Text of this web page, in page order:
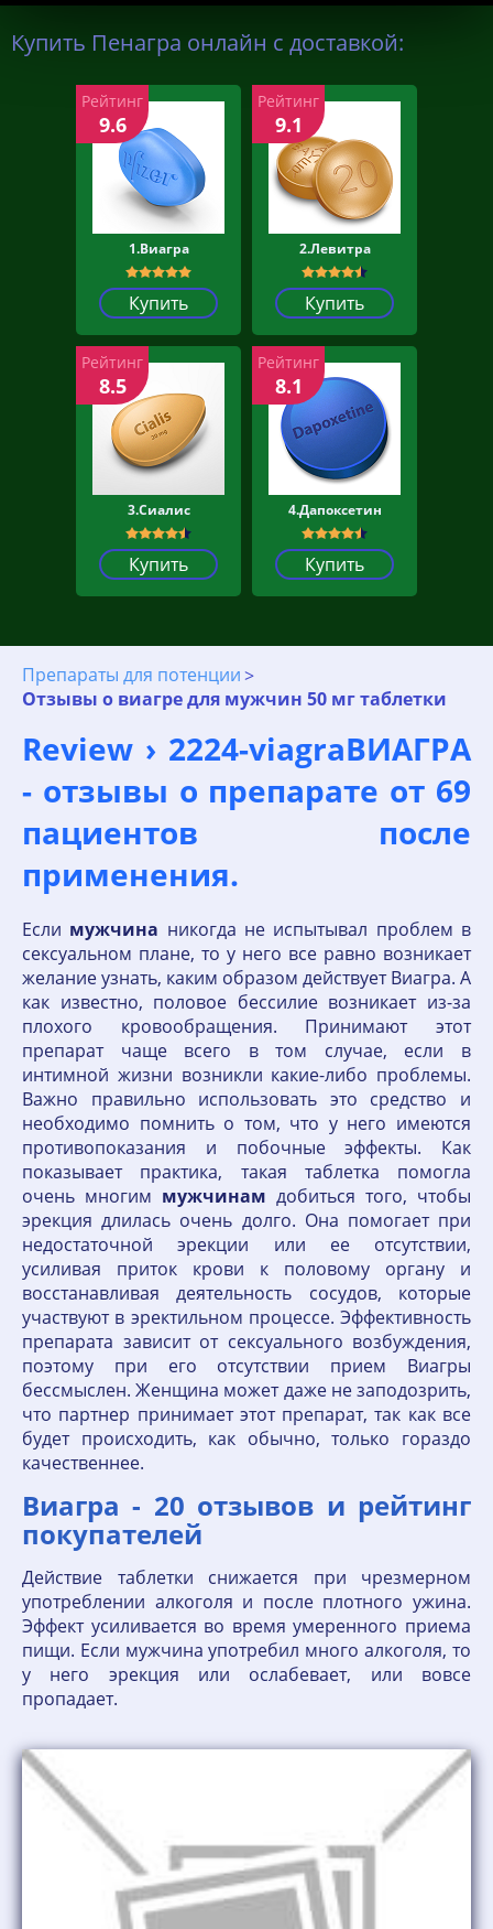
Купить Пенагра онлайн с доставкой:
1.Виагра
Купить
Рейтинг
9.6
2.Левитра
Купить
Рейтинг
9.1
3.Сиалис
Купить
Рейтинг
8.5
4.Дапоксетин
Купить
Рейтинг
8.1
Препараты для потенции
Отзывы о виагре для мужчин 50 мг таблетки
Review › 2224-viagraВИАГРА
- отзывы о препарате от 69
пациентов после
применения.
Если мужчина никогда не испытывал проблем в
сексуальном плане, то у него все равно возникает
желание узнать, каким образом действует Виагра. А
как известно, половое бессилие возникает из-за
плохого кровообращения. Принимают этот
препарат чаще всего в том случае, если в
интимной жизни возникли какие-либо проблемы.
Важно правильно использовать это средство и
необходимо помнить о том, что у него имеются
противопоказания и побочные эффекты. Как
показывает практика, такая таблетка помогла
очень многим мужчинам добиться того, чтобы
эрекция длилась очень долго. Она помогает при
недостаточной эрекции или ее отсутствии,
усиливая приток крови к половому органу и
восстанавливая деятельность сосудов, которые
участвуют в эректильном процессе. Эффективность
препарата зависит от сексуального возбуждения,
поэтому при его отсутствии прием Виагры
бессмыслен. Женщина может даже не заподозрить,
что партнер принимает этот препарат, так как все
будет происходить, как обычно, только гораздо
качественнее.
Виагра - 20 отзывов и рейтинг
покупателей
Действие таблетки снижается при чрезмерном
употреблении алкоголя и после плотного ужина.
Эффект усиливается во время умеренного приема
пищи. Если мужчина употребил много алкоголя, то
у него эрекция или ослабевает, или вовсе
пропадает.